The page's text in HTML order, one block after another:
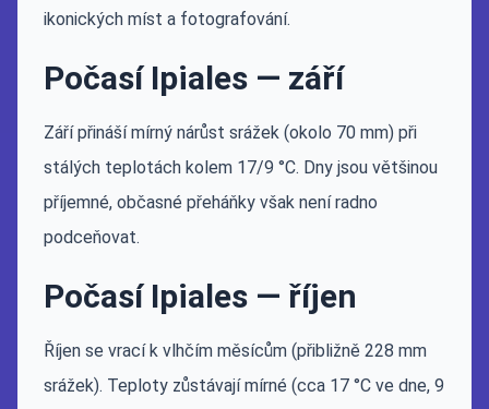
ikonických míst a fotografování.
Počasí Ipiales — září
Září přináší mírný nárůst srážek (okolo 70 mm) při
stálých teplotách kolem 17/9 °C. Dny jsou většinou
příjemné, občasné přeháňky však není radno
podceňovat.
Počasí Ipiales — říjen
Říjen se vrací k vlhčím měsícům (přibližně 228 mm
srážek). Teploty zůstávají mírné (cca 17 °C ve dne, 9